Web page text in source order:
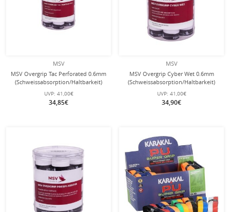
MSV
MSV Overgrip Tac Perforated 0.6mm
(Schweissabsorption/Haltbarkeit)
weiss 24er Dose
UVP: 41,00€
34,85€
MSV
MSV Overgrip Cyber Wet 0.6mm
(Schweissabsorption/Haltbarkeit)
weiss 24er Box
UVP: 41,00€
34,90€